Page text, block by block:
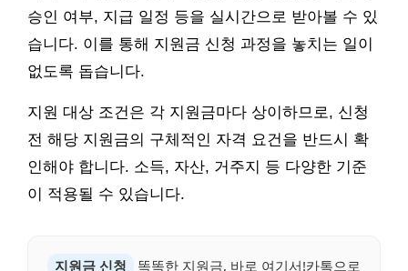
승인 여부, 지급 일정 등을 실시간으로 받아볼 수 있
습니다. 이를 통해 지원금 신청 과정을 놓치는 일이
없도록 돕습니다.
지원 대상 조건은 각 지원금마다 상이하므로, 신청
전 해당 지원금의 구체적인 자격 요건을 반드시 확
인해야 합니다. 소득, 자산, 거주지 등 다양한 기준
이 적용될 수 있습니다.
지원금 신청
똑똑한 지원금, 바로 여기서!카톡으로